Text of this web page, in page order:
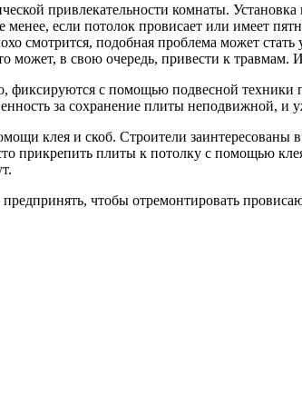
привлекательности комнаты.
если потолок провисает или имеет
смотрится, подобная проблема может
может, в свою очередь, привести к
фиксируются с помощью подвесной техники
за сохранение плиты неподвижной, и
клея и скоб. Строители заинтересованы
прикрепить плиты к потолку с помощью
чтобы отремонтировать